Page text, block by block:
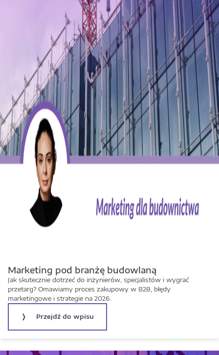
Marketing pod branżę budowlaną
Jak skutecznie dotrzeć do inżynierów, specjalistów i wygrać
przetarg? Omawiamy proces zakupowy w B2B, błędy
marketingowe i strategie na 2026.
Przejdź do wpisu